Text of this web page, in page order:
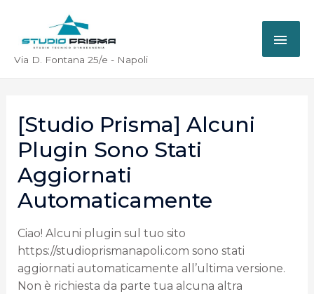
Via D. Fontana 25/e - Napoli
[Studio Prisma] Alcuni
Plugin Sono Stati
Aggiornati
Automaticamente
Ciao! Alcuni plugin sul tuo sito
https://studioprismanapoli.com sono stati
aggiornati automaticamente all’ultima versione.
Non è richiesta da parte tua alcuna altra